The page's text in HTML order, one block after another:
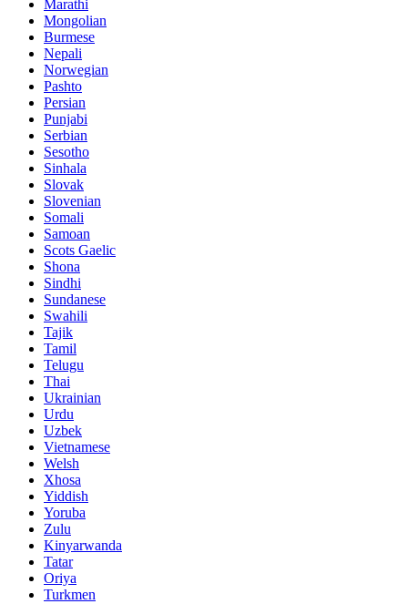
Marathi
Mongolian
Burmese
Nepali
Norwegian
Pashto
Persian
Punjabi
Serbian
Sesotho
Sinhala
Slovak
Slovenian
Somali
Samoan
Scots Gaelic
Shona
Sindhi
Sundanese
Swahili
Tajik
Tamil
Telugu
Thai
Ukrainian
Urdu
Uzbek
Vietnamese
Welsh
Xhosa
Yiddish
Yoruba
Zulu
Kinyarwanda
Tatar
Oriya
Turkmen